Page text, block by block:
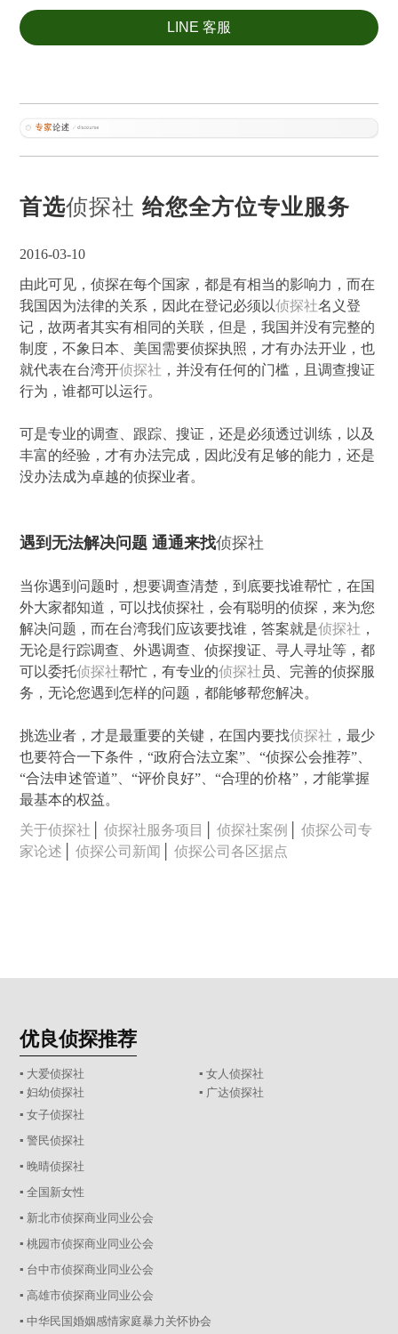
LINE 客服
首选侦探社 给您全方位专业服务
2016-03-10
由此可见，侦探在每个国家，都是有相当的影响力，而在
我国因为法律的关系，因此在登记必须以侦探社名义登
记，故两者其实有相同的关联，但是，我国并没有完整的
制度，不象日本、美国需要侦探执照，才有办法开业，也
就代表在台湾开侦探社 ，并没有任何的门槛，且调查搜证
行为，谁都可以运行。
可是专业的调查、跟踪、搜证，还是必须透过训练，以及
丰富的经验，才有办法完成，因此没有足够的能力，还是
没办法成为卓越的侦探业者。
遇到无法解决问题 通通来找侦探社
当你遇到问题时，想要调查清楚，到底要找谁帮忙，在国
外大家都知道，可以找侦探社，会有聪明的侦探，来为您
解决问题，而在台湾我们应该要找谁，答案就是侦探社 ，
无论是行踪调查、外遇调查、侦探搜证、寻人寻址等，都
可以委托侦探社帮忙，有专业的侦探社 员、完善的侦探服
务，无论您遇到怎样的问题，都能够帮您解决。
挑选业者，才是最重要的关键，在国内要找侦探社 ，最少
也要符合一下条件，“政府合法立案”、“侦探公会推荐”、
“合法申述管道”、“评价良好”、“合理的价格”，才能掌握
最基本的权益。
关于侦探社 │侦探社服务项目 │侦探社案例 │侦探公司专
家论述 │侦探公司新闻 │侦探公司各区据点
优良侦探推荐
▪ 大爱侦探社
▪ 女人侦探社
▪ 妇幼侦探社
▪ 广达侦探社
▪ 女子侦探社
▪ 警民侦探社
▪ 晚晴侦探社
▪ 全国新女性
▪ 新北市侦探商业同业公会
▪ 桃园市侦探商业同业公会
▪ 台中市侦探商业同业公会
▪ 高雄市侦探商业同业公会
▪ 中华民国婚姻感情家庭暴力关怀协会